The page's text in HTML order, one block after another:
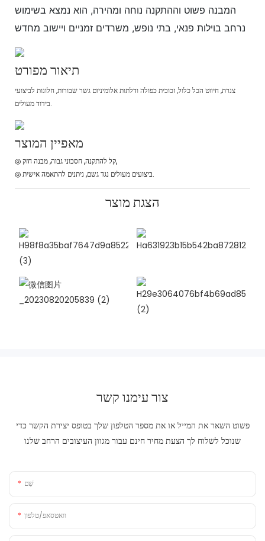
המבנה פשוט וההתקנה נוחה ומהירה, הוא נמצא בשימוש
נרחב בוילות פנאי, בתי נופש, משרדים זמניים ויישוב מחדש
תיאור מפורט
צנרת, חיווט הכל כלול, זכוכית כפולה ודלתות אלומיניום גשר שבורות, חלונות לביצועי
בידוד מעולים.
◎ קל להתקנה, חסכוני גבוה, מבנה חזק,
◎
ביצועים מעולים נגד גשם, ניתנים להתאמה אישית.
הצגת מוצר
צור עימנו קשר
פשוט השאר את המייל או את מספר הטלפון שלך בטופס יצירת הקשר כדי
שנוכל לשלוח לך הצעת מחיר חינם עבור מגוון העיצובים הרחב שלנו
שֵׁם
וואטסאפ/טלפון